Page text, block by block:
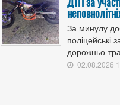
За минулу
поліцейські
дорожньо-
02.08.2026